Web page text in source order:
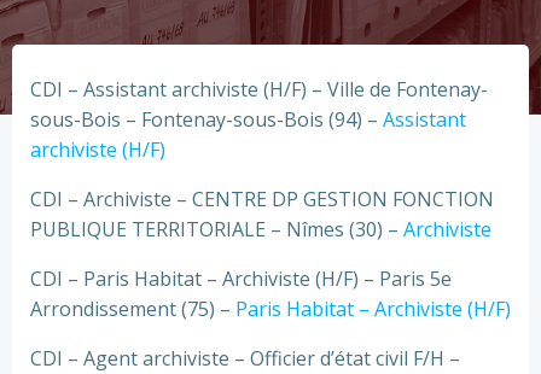
CDI – Assistant archiviste (H/F) – Ville de Fontenay-
sous-Bois – Fontenay-sous-Bois (94) – Assistant
archiviste (H/F)
CDI – Archiviste – CENTRE DP GESTION FONCTION
PUBLIQUE TERRITORIALE – Nîmes (30) – Archiviste
CDI – Paris Habitat – Archiviste (H/F) – Paris 5e
Arrondissement (75) – Paris Habitat – Archiviste (H/F)
CDI – Agent archiviste – Officier d’état civil F/H –